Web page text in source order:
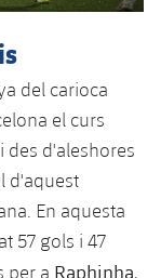
del carioca
el curs
des d'aleshores
d'aquest
En aquesta
57 gols i 47
per a Raphinha,